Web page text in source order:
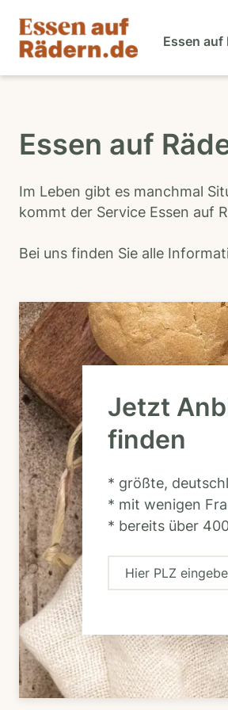
Essen auf
Essen auf
Im Leben gibt es manchmal
kommt der Service Essen auf
Bei uns finden Sie alle
Jetzt
finden
* größte,
* mit wenigen
* bereits über
H
r
P
L